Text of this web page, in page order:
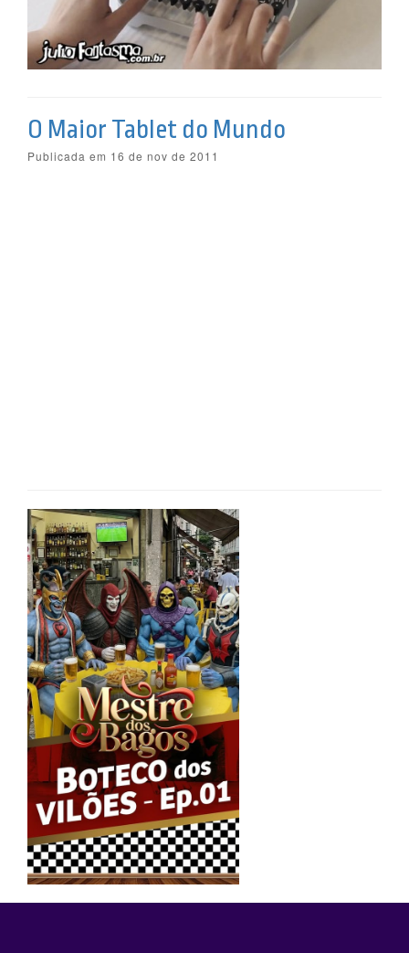
O Maior Tablet do Mundo
Publicada em 16 de nov de 2011